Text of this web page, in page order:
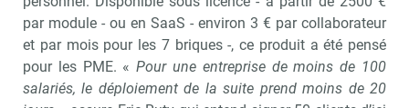
par module - ou en SaaS - environ 3 € par collaborateur
et par mois pour les 7 briques -, ce produit a été pensé
pour les PME. «Pour une entreprise de moins de 100
salariés, le déploiement de la suite prend moins de 20